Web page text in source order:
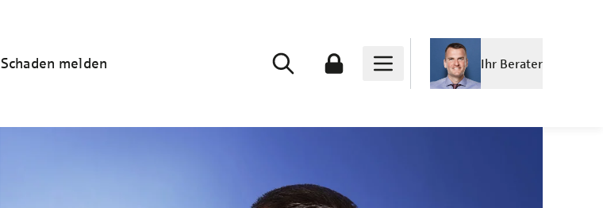
Schaden melden Ihr Berater